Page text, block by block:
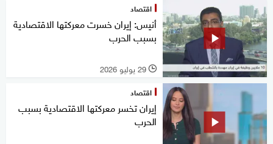
اقتصاد
أنيس: إيران خسرت معركتها الاقتصادية
بسبب الحرب
l 29 يوليو 2026
اقتصاد
إيران تخسر معركتها الاقتصادية بسبب
الحرب